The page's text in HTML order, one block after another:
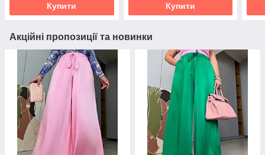
Купити Купити
Акційні пропозиції та новинки